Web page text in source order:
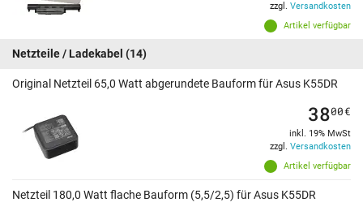
Artikel verfügbar
zzgl. Versandkosten
Netzteile / Ladekabel (14)
Original Netzteil 65,0 Watt abgerundete Bauform für Asus K55DR
Artikel verfügbar
3800€
inkl. 19% MwSt
zzgl. Versandkosten
Netzteil 180,0 Watt flache Bauform (5,5/2,5) für Asus K55DR